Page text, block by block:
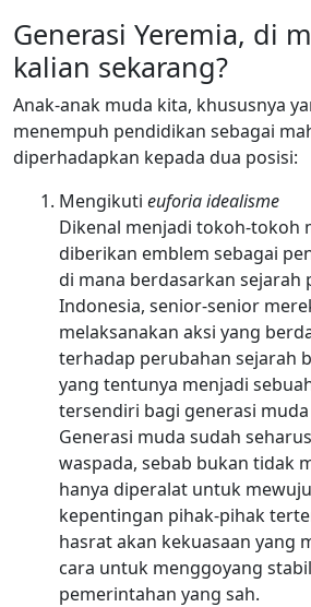
Generasi Yeremia, di
kalian sekarang?
Anak-anak muda kita, khususnya
menempuh pendidikan sebagai
diperhadapkan kepada dua posisi:
Mengikuti euforia idealisme
Dikenal menjadi tokoh-tokoh
diberikan emblem sebagai
di mana berdasarkan sejarah
Indonesia, senior-senior
melaksanakan aksi yang
terhadap perubahan sejarah
yang tentunya menjadi
tersendiri bagi generasi
Generasi muda sudah
waspada, sebab bukan tidak
hanya diperalat untuk
kepentingan pihak-pihak
hasrat akan kekuasaan yang
cara untuk menggoyang
pemerintahan yang sah.